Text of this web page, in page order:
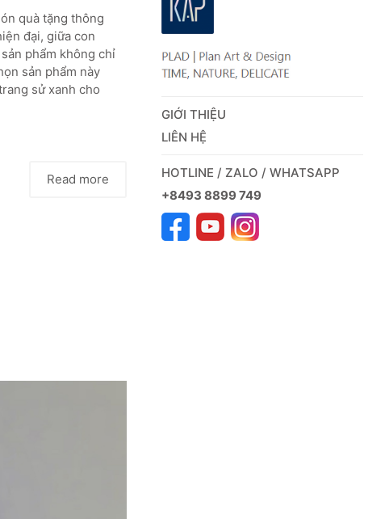
quà tặng thông
đại, giữa con
phẩm không chỉ
sản phẩm này
sử xanh cho
Read more
GIỚI THIỆU
LIÊN HỆ
HOTLINE / ZALO / WHATSAPP
+8493 8899 749